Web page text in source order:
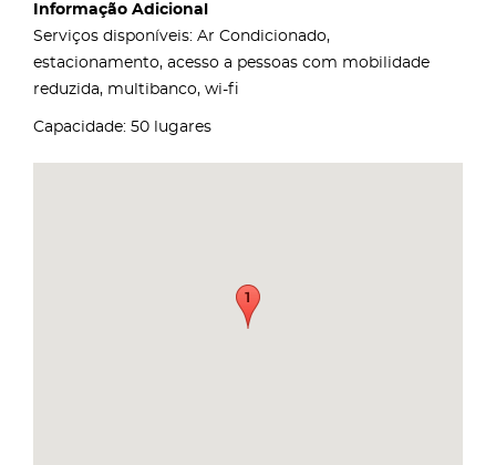
Informação Adicional
Serviços disponíveis: Ar Condicionado,
estacionamento, acesso a pessoas com mobilidade
reduzida, multibanco, wi-fi
Capacidade: 50 lugares